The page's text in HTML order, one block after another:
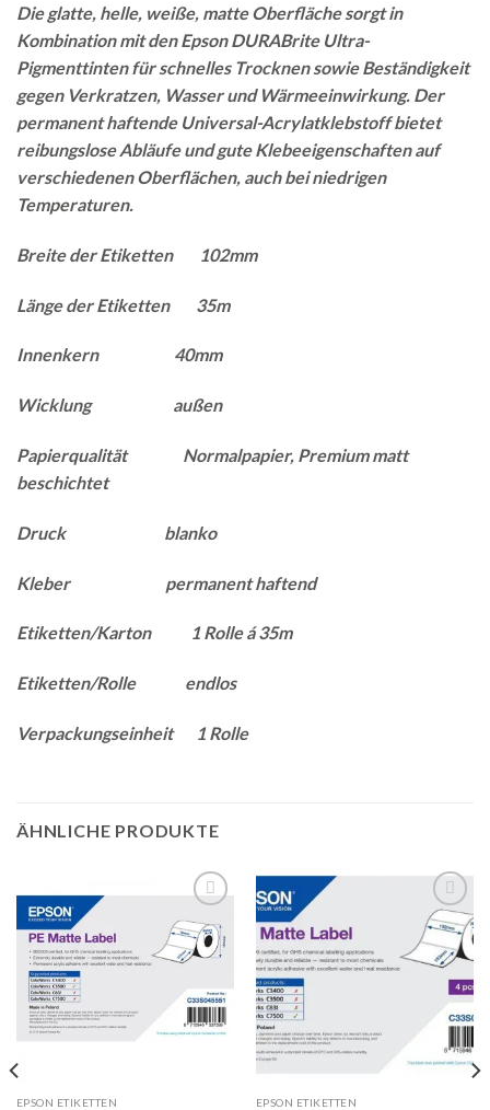
Die glatte, helle, weiße, matte Oberfläche sorgt in
Kombination mit den Epson DURABrite Ultra-
Pigmenttinten für schnelles Trocknen sowie Beständigkeit
gegen Verkratzen, Wasser und Wärmeeinwirkung. Der
permanent haftende Universal-Acrylatklebstoff bietet
reibungslose Abläufe und gute Klebeeigenschaften auf
verschiedenen Oberflächen, auch bei niedrigen
Temperaturen.
Breite der Etiketten 102mm
Länge der Etiketten 35m
Innenkern 40mm
Wicklung außen
Papierqualität Normalpapier, Premium matt
beschichtet
Druck blanko
Kleber permanent haftend
Etiketten/Karton 1 Rolle á 35m
Etiketten/Rolle endlos
Verpackungseinheit 1 Rolle
ÄHNLICHE PRODUKTE
Auf
die
EPSON ETIKETTEN
Auf
die
EPSON ETIKETTEN